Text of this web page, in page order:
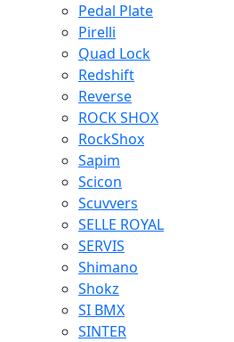
Pedal Plate
Pirelli
Quad Lock
Redshift
Reverse
ROCK SHOX
RockShox
Sapim
Scicon
Scuvvers
SELLE ROYAL
SERVIS
Shimano
Shokz
SI BMX
SINTER